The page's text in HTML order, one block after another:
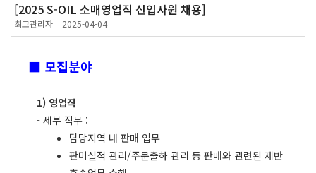
[2025 S-OIL 소매영업직 신입사원 채용]
최고관리자 2025-04-04
■ 모집분야
1) 영업직
- 세부 직무 :
담당지역 내 판매 업무
판미실적 관리/주문출하 관리 등 판매와 관련된 제반